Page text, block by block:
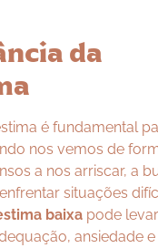
da
é fundamental
nos vemos de
a nos arriscar, a
situações
baixa pode
ansiedade e